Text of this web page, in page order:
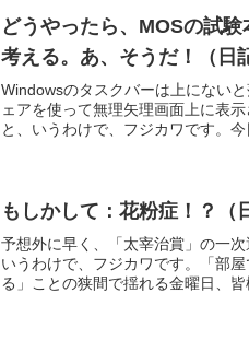
どうやったら、MOSの試
考える。あ、そうだ！（日
Windowsのタスクバーは上にない
ェアを使って無理矢理画面上に表
と、いうわけで、フジカワです。
もしかして：花粉症！？（
予想外に早く、「太宰治賞」の一
いうわけで、フジカワです。「部
る」ことの狭間で揺れる金曜日、